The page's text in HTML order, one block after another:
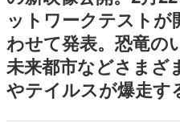
日本モバイルゲ
日本のモバイルゲー
ルを網羅するほか、
解説を掲載。約20年
若ゲのいたり
『うつヌケ』『ペン
一先生によるゲーム
ットワークテスト
わせて発表。恐竜の
未来都市などさまざ
やテイルスが爆走す